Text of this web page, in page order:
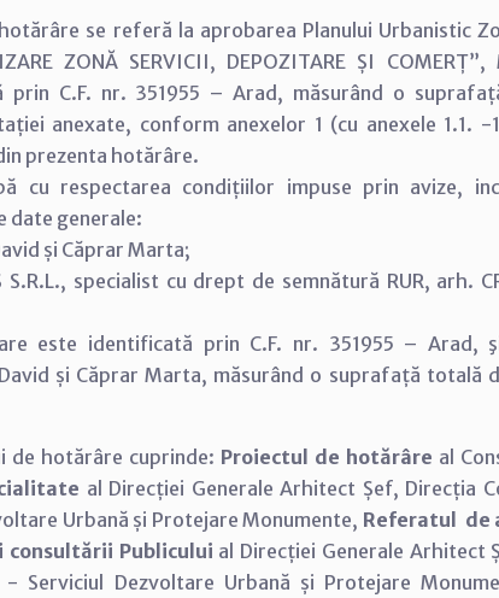
se referă la aprobarea Planului Urbanistic
ZONĂ SERVICII, DEPOZITARE ȘI
prin C.F. nr. 351955 – Arad, măsurând o
anexate, conform anexelor 1 (cu anexele 1.1. -
prezenta hotărâre.
cu respectarea condițiilor impuse prin avize,
date generale:
și Căprar Marta;
specialist cu drept de semnătură RUR, arh.
este identificată prin C.F. nr. 351955 – Arad,
și Căprar Marta, măsurând o suprafață totală
de hotărâre cuprinde: Proiectul de hotărâre al
al Direcției Generale Arhitect Șef, Direcția
Urbană și Protejare Monumente, Referatul de
Publicului al Direcției Generale Arhitect
Serviciul Dezvoltare Urbană și Protejare